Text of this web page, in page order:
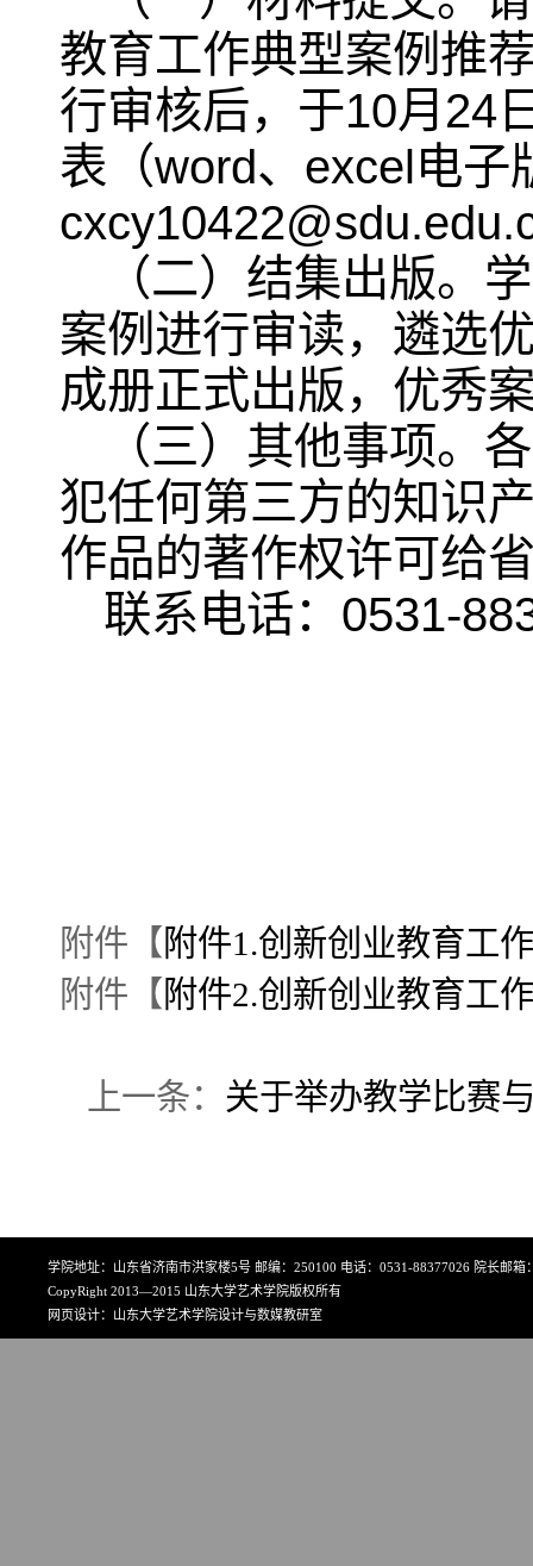
教育工作典型案例推
行审核后，于10月24
表（word、excel电子
（二）结集出版。
案例进行审读，遴选
成册正式出版，优秀
（三）其他事项。
犯任何第三方的知识
作品的著作权许可给
联系电话：0531-
附件【 附件1.创新创业教育工
附件【 附件2.创新创业教育工
上一条： 关于举办教学比赛
学院地址：山东省济南市洪家楼5号 邮编：250100 电话：0531-88377026 院长邮箱
CopyRight 2013—2015 山东大学艺术学院版权所有
网页设计：山东大学艺术学院设计与数媒教研室